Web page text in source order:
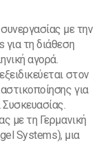
με την
τη διάθεση
αγορά.
στον
για
με τη Γερμανική
Systems), μια